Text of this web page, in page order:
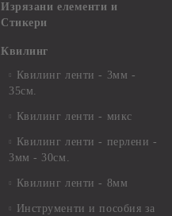
Изрязани елементи и
Стикери
Квилинг
Квилинг ленти - 3мм -
35см.
Квилинг ленти - микс
Квилинг ленти - перлени -
3мм - 30см.
Квилинг ленти - 8мм
Инструменти и пособия за